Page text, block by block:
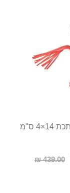
439.00 ₪